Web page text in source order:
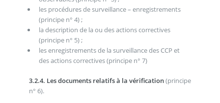
les procédures de surveillance – enregistrements
(principe n° 4) ;
la description de la ou des actions correctives
(principe n° 5) ;
les enregistrements de la surveillance des CCP et
des actions correctives (principe n° 7)
3.2.4. Les documents relatifs à la vérification(principe
n° 6).